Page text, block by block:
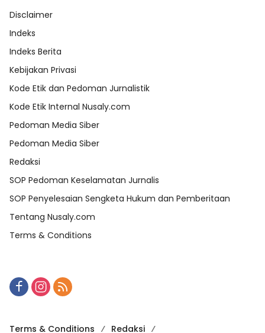
Disclaimer
Indeks
Indeks Berita
Kebijakan Privasi
Kode Etik dan Pedoman Jurnalistik
Kode Etik Internal Nusaly.com
Pedoman Media Siber
Pedoman Media Siber
Redaksi
SOP Pedoman Keselamatan Jurnalis
SOP Penyelesaian Sengketa Hukum dan Pemberitaan
Tentang Nusaly.com
Terms & Conditions
Terms & Conditions Redaksi